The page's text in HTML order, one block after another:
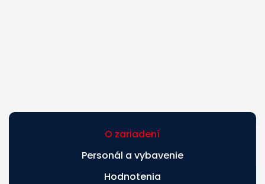
O zariadení
Personál a vybavenie
Hodnotenia